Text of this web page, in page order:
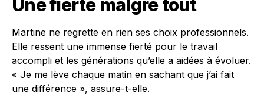
Une fierté malgré tout
Martine ne regrette en rien ses choix professionnels.
Elle ressent une immense fierté pour le travail
accompli et les générations qu’elle a aidées à évoluer.
« Je me lève chaque matin en sachant que j’ai fait
une différence », assure-t-elle.